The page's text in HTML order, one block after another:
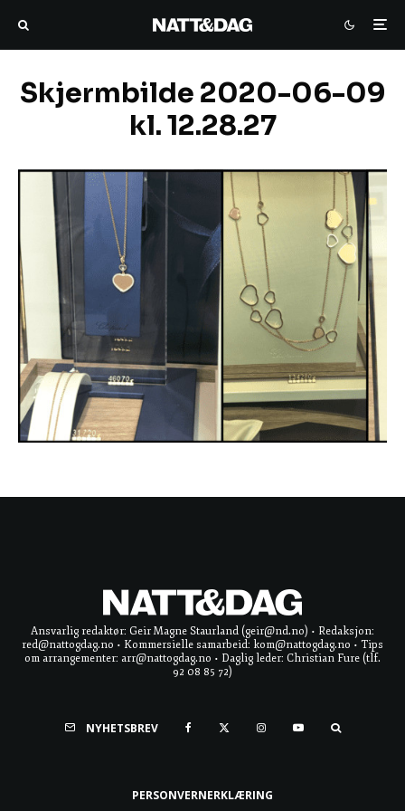
Skjermbilde 2020-06-09
kl. 12.28.27
Ansvarlig redaktør: Geir Magne Staurland (geir@nd.no) • Redaksjon:
red@nattogdag.no • Kommersielle samarbeid: kom@nattogdag.no • Tips
om arrangementer: arr@nattogdag.no • Daglig leder: Christian Fure (tlf.
92 08 85 72)
NYHETSBREV
PERSONVERNERKLÆRING